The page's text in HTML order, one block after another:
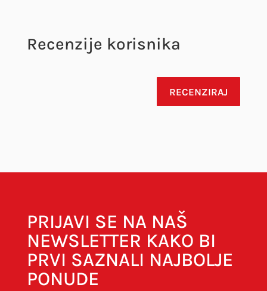
Recenzije korisnika
RECENZIRAJ
PRIJAVI SE NA NAŠ
NEWSLETTER KAKO BI
PRVI SAZNALI NAJBOLJE
PONUDE